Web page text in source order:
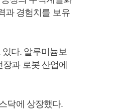
과 경험치를 보유
있다. 알루미늄보
과 로봇 산업에
닥에 상장했다.